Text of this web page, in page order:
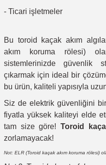
- Ticari işletmeler
Bu toroid kaçak akım
akım koruma rölesi)
sistemlerinizde güvenlik
çıkarmak için ideal bir
bu ürün, kaliteli yapısıyla
Siz de elektrik güvenliğini
fiyatla yüksek kaliteyi elde
tam size göre! Toroid
zorlamayacak!
Not: ELR (Toroid kaçak akım koruma rölesi)